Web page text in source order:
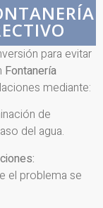
para evitar
Fontanería
mediante:
de
del agua.
el problema se